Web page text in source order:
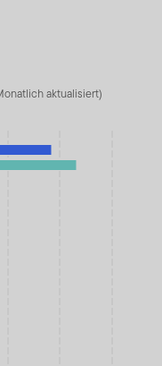
aktualisiert)
Data ranges from